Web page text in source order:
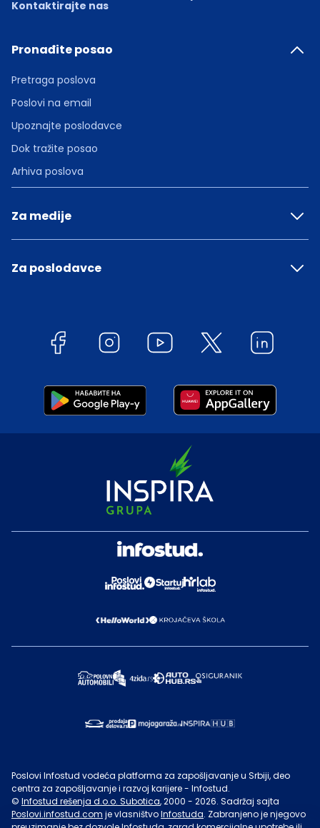
Kontaktirajte nas
Pronađite posao
Pretraga poslova
Poslovi na email
Upoznajte poslodavce
Dok tražite posao
Arhiva poslova
Za medije
Za poslodavce
Poslovi Infostud vodeća platforma za zapošljavanje u Srbiji, deo
centra za zapošljavanje i razvoj karijere - Infostud.
© Infostud rešenja d.o.o. Subotica, 2000 - 2026. Sadržaj sajta
Poslovi.infostud.com je vlasništvoInfostuda. Zabranjeno je njegovo